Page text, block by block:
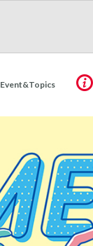
Event&Topics